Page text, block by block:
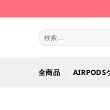
to
検
索
全商品 AIRPODS